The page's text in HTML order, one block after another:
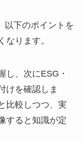
以下のポイントを
なります。
し、次にESG・
けを確認しま
比較しつつ、実
すると知識が定